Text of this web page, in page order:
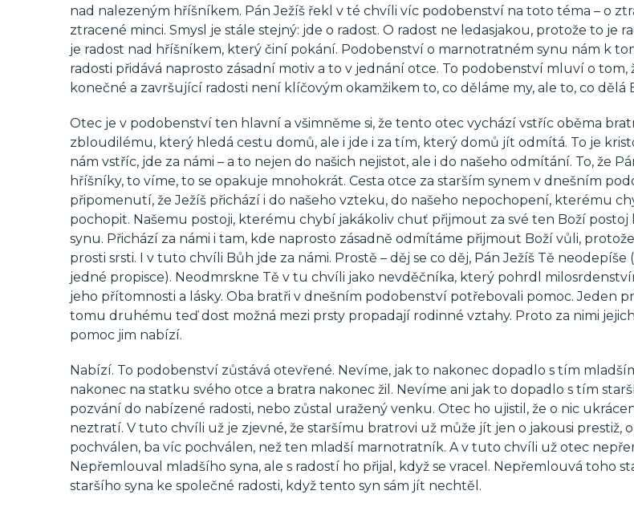
nad nalezeným hříšníkem. Pán Ježíš řekl v té chvíli víc podobenství na toto téma – o
ztracené minci. Smysl je stále stejný: jde o radost. O radost ne ledasjakou, protože to je
je radost nad hříšníkem, který činí pokání. Podobenství o marnotratném synu nám k
radosti přidává naprosto zásadní motiv a to v jednání otce. To podobenství mluví o tom,
konečné a završující radosti není klíčovým okamžikem to, co děláme my, ale to, co dělá
Otec je v podobenství ten hlavní a všimněme si, že tento otec vychází vstříc oběma
zbloudilému, který hledá cestu domů, ale i jde i za tím, který domů jít odmítá. To je
nám vstříc, jde za námi – a to nejen do našich nejistot, ale i do našeho odmítání. To, že
hříšníky, to víme, to se opakuje mnohokrát. Cesta otce za starším synem v dnešním
připomenutí, že Ježíš přichází i do našeho vzteku, do našeho nepochopení, kterému
pochopit. Našemu postoji, kterému chybí jakákoliv chuť přijmout za své ten Boží
synu. Přichází za námi i tam, kde naprosto zásadně odmítáme přijmout Boží vůli,
prosti srsti. I v tuto chvíli Bůh jde za námi. Prostě – děj se co děj, Pán Ježíš Tě neodepíše
jedné propisce). Neodmrskne Tě v tu chvíli jako nevděčníka, který pohrdl
jeho přítomnosti a lásky. Oba bratři v dnešním podobenství potřebovali pomoc. Jeden
tomu druhému teď dost možná mezi prsty propadají rodinné vztahy. Proto za nimi
pomoc jim nabízí.
Nabízí. To podobenství zůstává otevřené. Nevíme, jak to nakonec dopadlo s tím
nakonec na statku svého otce a bratra nakonec žil. Nevíme ani jak to dopadlo s tím
pozvání do nabízené radosti, nebo zůstal uražený venku. Otec ho ujistil, že o nic
neztratí. V tuto chvíli už je zjevné, že staršímu bratrovi už může jít jen o jakousi prestiž,
pochválen, ba víc pochválen, než ten mladší marnotratník. A v tuto chvíli už otec
Nepřemlouval mladšího syna, ale s radostí ho přijal, když se vracel. Nepřemlouvá toho
staršího syna ke společné radosti, když tento syn sám jít nechtěl.